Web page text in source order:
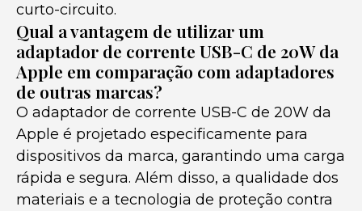
curto-circuito.
Qual a vantagem de utilizar um
adaptador de corrente USB-C de 20W da
Apple em comparação com adaptadores
de outras marcas?
O adaptador de corrente USB-C de 20W da
Apple é projetado especificamente para
dispositivos da marca, garantindo uma carga
rápida e segura. Além disso, a qualidade dos
materiais e a tecnologia de proteção contra